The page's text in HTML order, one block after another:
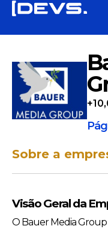
Sobre a
Visão Geral da
O Bauer Media